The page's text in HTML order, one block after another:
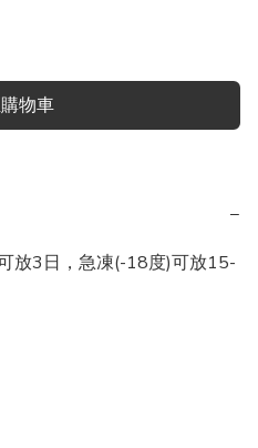
物車
−
放3日，急凍(-18度)可放15-